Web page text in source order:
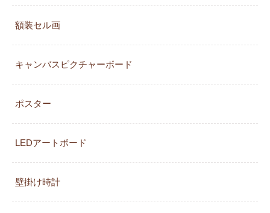
額装セル画
キャンバスピクチャーボード
ポスター
LEDアートボード
壁掛け時計